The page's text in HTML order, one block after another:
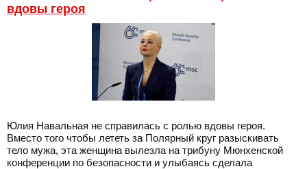
вдовы героя
Юлия Навальная не справилась с ролью вдовы героя.
Вместо того чтобы лететь за Полярный круг разыскивать
тело мужа, эта женщина вылезла на трибуну Мюнхенской
конференции по безопасности и улыбаясь сделала